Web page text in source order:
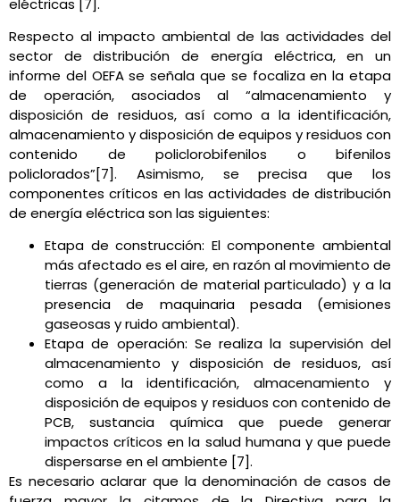
Respecto al impacto ambiental de las actividades del
sector de distribución de energía eléctrica, en un
informe del OEFA se señala que se focaliza en la etapa
de operación, asociados al “almacenamiento y
disposición de residuos, así como a la identificación,
almacenamiento y disposición de equipos y residuos con
contenido de policlorobifenilos o bifenilos
policlorados”[7]. Asimismo, se precisa que los
componentes críticos en las actividades de distribución
de energía eléctrica son las siguientes:
Etapa de construcción: El componente ambiental
más afectado es el aire, en razón al movimiento de
tierras (generación de material particulado) y a la
presencia de maquinaria pesada (emisiones
gaseosas y ruido ambiental).
Etapa de operación: Se realiza la supervisión del
almacenamiento y disposición de residuos, así
como a la identificación, almacenamiento y
disposición de equipos y residuos con contenido de
PCB, sustancia química que puede generar
impactos críticos en la salud humana y que puede
dispersarse en el ambiente [7].
Es necesario aclarar que la denominación de casos de